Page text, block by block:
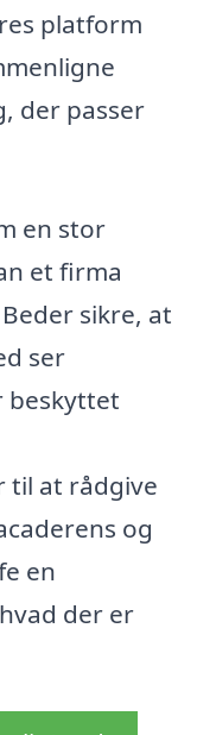
platform
der passer
en stor
et firma
sikre, at
ser
beskyttet
til at rådgive
og
en
der er